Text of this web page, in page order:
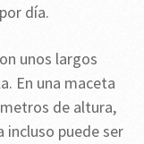
día.
unos largos
En una maceta
de altura,
puede ser